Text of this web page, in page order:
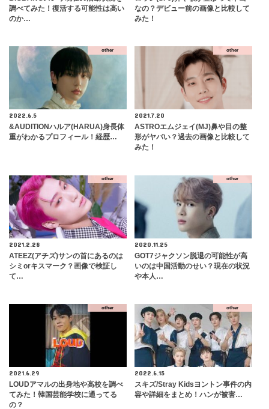
調べてみた！復活する可能性は高い
のか…
なの？デビュー前の画像と比較して
みた！
other
2022.6.5
&AUDITIONハルア(HARUA)身長体
重がわかるプロフィール！経歴…
other
2021.7.20
ASTROエムジェイ(MJ)鼻や目の整
形がヤバい？過去の画像と比較して
みた！
other
2021.2.28
ATEEZ(アチズ)サンの首にあるのは
シミorキスマーク？画像で検証し
て…
other
2020.11.25
GOT7ジャクソン脱退の可能性が高
いのは中国活動のせい？現在の状況
や本人…
other
2021.6.29
LOUDアマルの出身地や高校を調べ
てみた！韓国芸能学校に通ってる
の？
other
2022.6.15
スキズ/Stray Kidsヨントン事件の内
容や詳細をまとめ！ハンが被害…